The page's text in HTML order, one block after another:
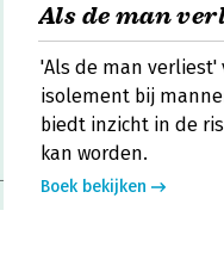
Als de man
'Als de man verliest'
isolement bij
biedt inzicht in de
kan worden.
Boek bekijken